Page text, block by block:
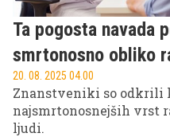
Ta pogosta navada
smrtonosno obliko
20. 08. 2025 04.00
Znanstveniki so odkrili
najsmrtonosnejših vrst
ljudi.